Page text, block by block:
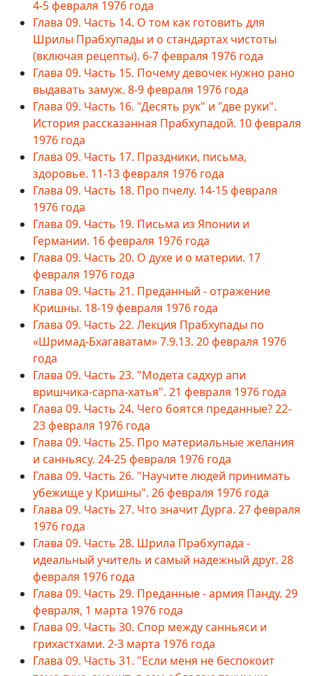
4-5 февраля 1976 года
Глава 09. Часть 14. О том как готовить для
Шрилы Прабхупады и о стандартах чистоты
(включая рецепты). 6-7 февраля 1976 года
Глава 09. Часть 15. Почему девочек нужно рано
выдавать замуж. 8-9 февраля 1976 года
Глава 09. Часть 16. "Десять рук" и "две руки".
История рассказанная Прабхупадой. 10 февраля
1976 года
Глава 09. Часть 17. Праздники, письма,
здоровье. 11-13 февраля 1976 года
Глава 09. Часть 18. Про пчелу. 14-15 февраля
1976 года
Глава 09. Часть 19. Письма из Японии и
Германии. 16 февраля 1976 года
Глава 09. Часть 20. О духе и о материи. 17
февраля 1976 года
Глава 09. Часть 21. Преданный - отражение
Кришны. 18-19 февраля 1976 года
Глава 09. Часть 22. Лекция Прабхупады по
«Шримад-Бхагаватам» 7.9.13. 20 февраля 1976
года
Глава 09. Часть 23. "Модета садхур апи
вришчика-сарпа-хатья". 21 февраля 1976 года
Глава 09. Часть 24. Чего боятся преданные? 22-
23 февраля 1976 года
Глава 09. Часть 25. Про материальные желания
и санньясу. 24-25 февраля 1976 года
Глава 09. Часть 26. "Научите людей принимать
убежище у Кришны". 26 февраля 1976 года
Глава 09. Часть 27. Что значит Дурга. 27 февраля
1976 года
Глава 09. Часть 28. Шрила Прабхупада -
идеальный учитель и самый надежный друг. 28
февраля 1976 года
Глава 09. Часть 29. Преданные - армия Панду. 29
февраля, 1 марта 1976 года
Глава 09. Часть 30. Спор между санньяси и
грихастхами. 2-3 марта 1976 года
Глава 09. Часть 31. "Если меня не беспокоит